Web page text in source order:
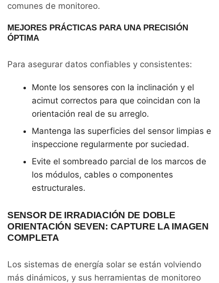
comunes de monitoreo.
MEJORES PRÁCTICAS PARA UNA PRECISIÓN
ÓPTIMA
Para asegurar datos confiables y consistentes:
Monte los sensores con la inclinación y el
acimut correctos para que coincidan con la
orientación real de su arreglo.
Mantenga las superficies del sensor limpias e
inspeccione regularmente por suciedad.
Evite el sombreado parcial de los marcos de
los módulos, cables o componentes
estructurales.
SENSOR DE IRRADIACIÓN DE DOBLE
ORIENTACIÓN SEVEN: CAPTURE LA IMAGEN
COMPLETA
Los sistemas de energía solar se están volviendo
más dinámicos, y sus herramientas de monitoreo